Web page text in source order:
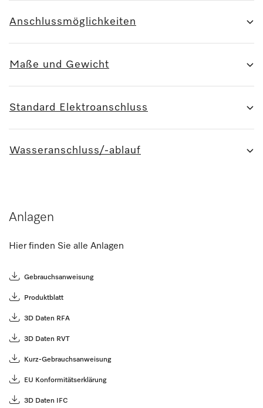
Anschlussmöglichkeiten
Maße und Gewicht
Standard Elektroanschluss
Wasseranschluss/-ablauf
Anlagen
Hier finden Sie alle Anlagen
Gebrauchsanweisung
Produktblatt
3D Daten RFA
3D Daten RVT
Kurz-Gebrauchsanweisung
EU Konformitätserklärung
3D Daten IFC